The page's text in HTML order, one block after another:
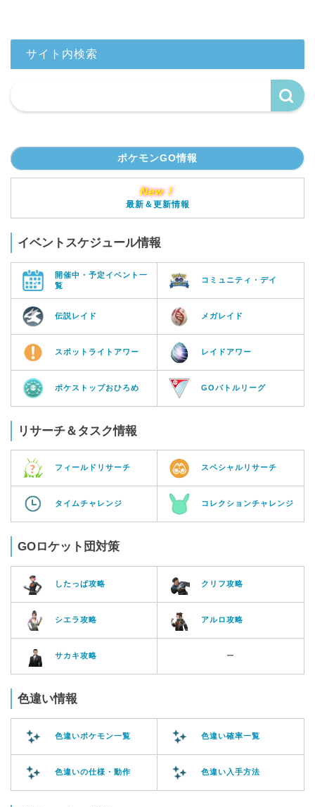
サイト内検索
ポケモンGO情報
New！
最新＆更新情報
イベントスケジュール情報
開催中・予定イベント一
覧
コミュニティ・デイ
伝説レイド メガレイド
スポットライトアワー レイドアワー
ポケストップおひろめ GOバトルリーグ
リサーチ＆タスク情報
フィールドリサーチ スペシャルリサーチ
タイムチャレンジ コレクションチャレンジ
GOロケット団対策
したっぱ攻略 クリフ攻略
シエラ攻略 アルロ攻略
サカキ攻略 ー
色違い情報
色違いポケモン一覧 色違い確率一覧
色違いの仕様・動作 色違い入手方法